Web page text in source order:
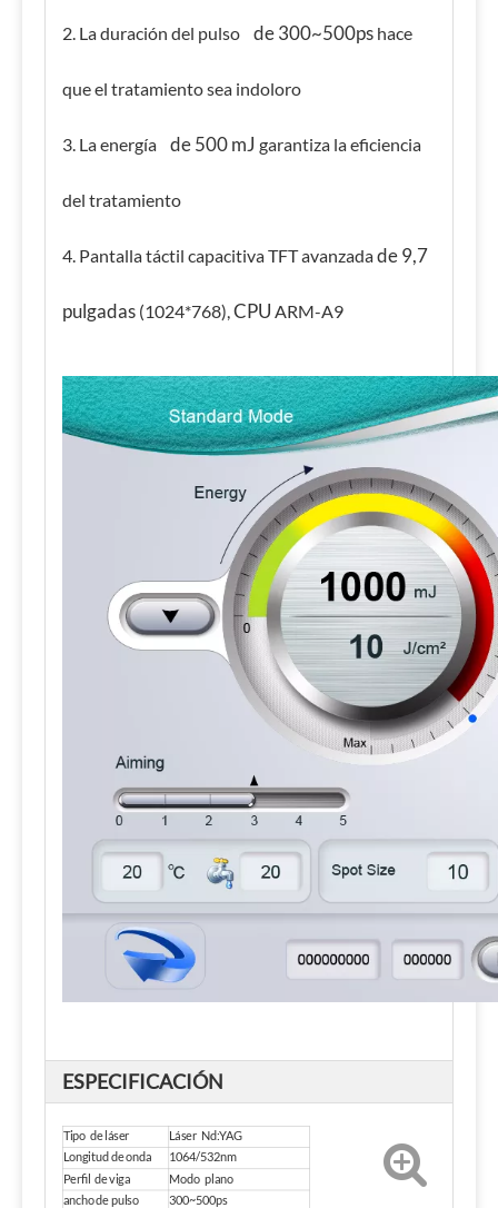
2. La duración del pulso de 300~500ps hace
que el tratamiento sea indoloro
3. La energía de 500 mJ garantiza la eficiencia
del tratamiento
4. Pantalla táctil capacitiva TFT avanzadade 9,7
pulgadas (1024*768),CPU ARM-A9
ESPECIFICACIÓN
Tipo de láser Láser Nd:YAG
Longitud de onda
1064/532nm
Perfil de viga
Modo plano
ancho de pulso
300~500ps